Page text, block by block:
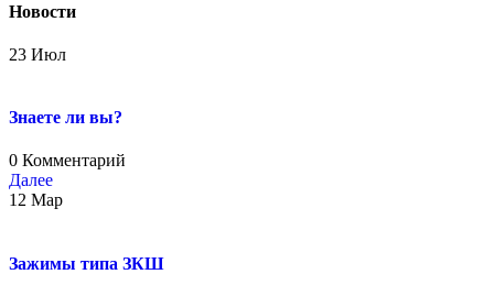
Новости
23 Июл
Знаете ли вы?
0 Комментарий
Далее
12 Мар
Зажимы типа ЗКШ